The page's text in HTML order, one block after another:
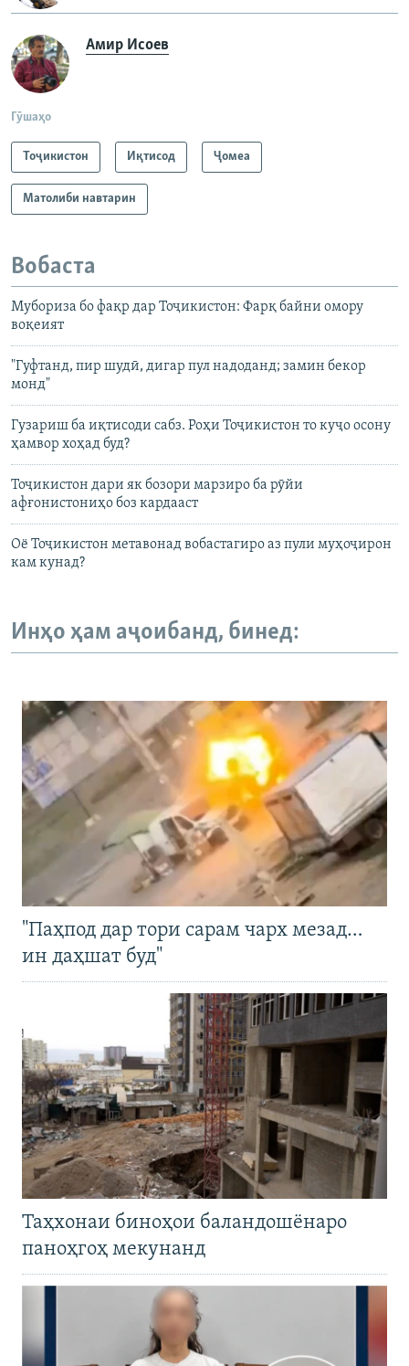
Амир Исоев
Гӯшаҳо
Тоҷикистон Иқтисод Ҷомeа
Матолиби навтарин
Вобаста
Мубориза бо фақр дар Тоҷикистон: Фарқ байни омору
воқеият
"Гуфтанд, пир шудӣ, дигар пул надоданд; замин бекор
монд"
Гузариш ба иқтисоди сабз. Роҳи Тоҷикистон то куҷо осону
ҳамвор хоҳад буд?
Тоҷикистон дари як бозори марзиро ба рӯйи
афғонистониҳо боз кардааст
Оё Тоҷикистон метавонад вобастагиро аз пули муҳоҷирон
кам кунад?
Инҳо ҳам аҷоибанд, бинед:
"Паҳпод дар тори сарам чарх мезад…
ин даҳшат буд"
Таҳхонаи биноҳои баландошёнаро
паноҳгоҳ мекунанд